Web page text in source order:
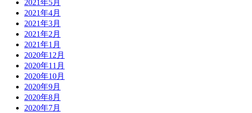
2021年5月
2021年4月
2021年3月
2021年2月
2021年1月
2020年12月
2020年11月
2020年10月
2020年9月
2020年8月
2020年7月